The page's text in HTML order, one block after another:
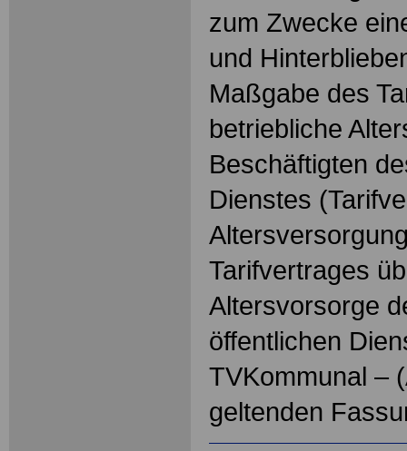
zum Zwecke
und
Maßgabe des
betriebliche
Beschäftigten
Dienstes
Tarifvertrages
Altersvorsorge
öffentlichen
TVKommunal –
geltenden